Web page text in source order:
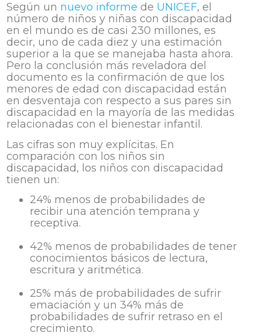
Según un nuevo informe de UNICEF, el
número de niños y niñas con discapacidad
en el mundo es de casi 230 millones, es
decir, uno de cada diez y una estimación
superior a la que se manejaba hasta ahora.
Pero la conclusión más reveladora del
documento es la confirmación de que los
menores de edad con discapacidad están
en desventaja con respecto a sus pares sin
discapacidad en la mayoría de las medidas
relacionadas con el bienestar infantil.
Las cifras son muy explícitas. En
comparación con los niños sin
discapacidad, los niños con discapacidad
tienen un:
24% menos de probabilidades de
recibir una atención temprana y
receptiva.
42% menos de probabilidades de tener
conocimientos básicos de lectura,
escritura y aritmética.
25% más de probabilidades de sufrir
emaciación y un 34% más de
probabilidades de sufrir retraso en el
crecimiento.